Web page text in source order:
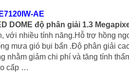
AE
DOME độ phân giải 1.3
với nhiều tính năng.Hỗ trợ hồng
mưa gió bụi bẩn .Độ phân giải
nhằm giảm chi phí và tăng tính
cấp …